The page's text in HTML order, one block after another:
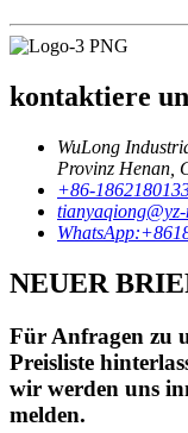
kontaktiere
WuLong
Provinz Henan,
+86-
NEUER
Für Anfragen zu
Preisliste
wir werden uns
melden.